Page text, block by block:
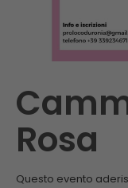
Rosa
Questo evento